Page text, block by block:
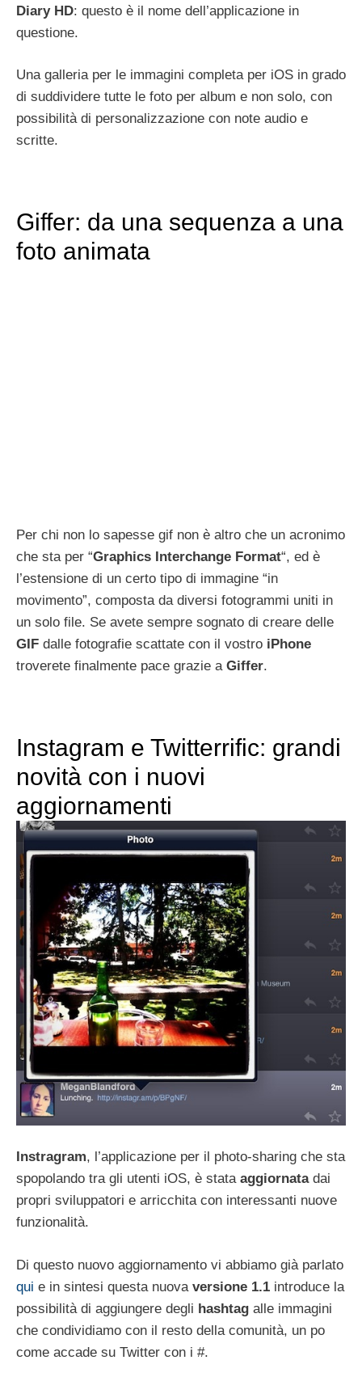
Diary HD: questo è il nome dell’applicazione in
questione.
Una galleria per le immagini completa per iOS in grado
di suddividere tutte le foto per album e non solo, con
possibilità di personalizzazione con note audio e
scritte.
Giffer: da una sequenza a una
foto animata
Per chi non lo sapesse gif non è altro che un acronimo
che sta per “Graphics Interchange Format“, ed è
l’estensione di un certo tipo di immagine “in
movimento”, composta da diversi fotogrammi uniti in
un solo file. Se avete sempre sognato di creare delle
GIF dalle fotografie scattate con il vostro iPhone
troverete finalmente pace grazie a Giffer.
Instagram e Twitterrific: grandi
novità con i nuovi
aggiornamenti
Instragram, l’applicazione per il photo-sharing che sta
spopolando tra gli utenti iOS, è stata aggiornatadai
propri sviluppatori e arricchita con interessanti nuove
funzionalità.
Di questo nuovo aggiornamento vi abbiamo già parlato
qui e in sintesi questa nuova versione 1.1 introduce la
possibilità di aggiungere degli hashtag alle immagini
che condividiamo con il resto della comunità, un po
come accade su Twitter con i #.